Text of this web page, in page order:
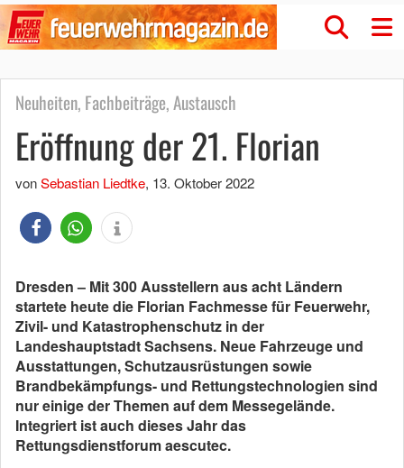
Neuheiten, Fachbeiträge, Austausch
Eröffnung der 21. Florian
vonSebastian Liedtke, 13. Oktober 2022
Dresden – Mit 300 Ausstellern aus acht Ländern
startete heute die Florian Fachmesse für Feuerwehr,
Zivil- und Katastrophenschutz in der
Landeshauptstadt Sachsens. Neue Fahrzeuge und
Ausstattungen, Schutzausrüstungen sowie
Brandbekämpfungs- und Rettungstechnologien sind
nur einige der Themen auf dem Messegelände.
Integriert ist auch dieses Jahr das
Rettungsdienstforum aescutec.